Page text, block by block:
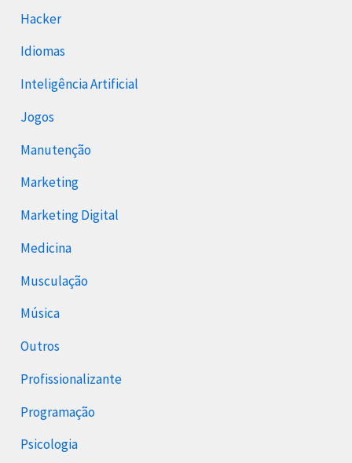
Hacker
Idiomas
Inteligência Artificial
Jogos
Manutenção
Marketing
Marketing Digital
Medicina
Musculação
Música
Outros
Profissionalizante
Programação
Psicologia